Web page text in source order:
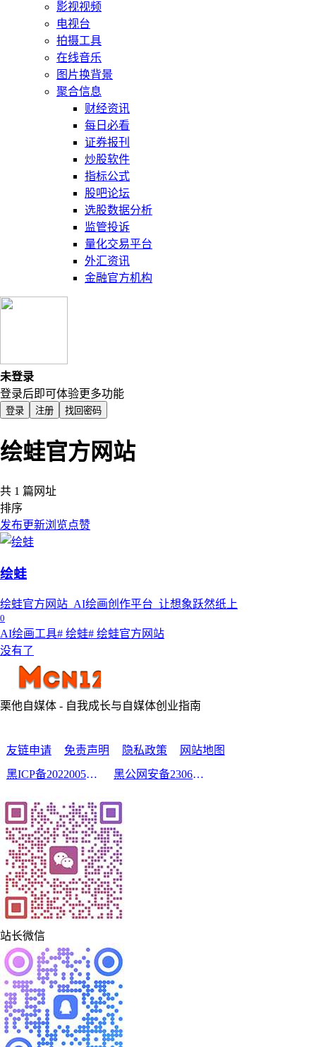
影视视频
电视台
拍摄工具
在线音乐
图片换背景
聚合信息
财经资讯
每日必看
证券报刊
炒股软件
指标公式
股吧论坛
选股数据分析
监管投诉
量化交易平台
外汇资讯
金融官方机构
未登录
登录后即可体验更多功能
登录 注册 找回密码
绘蛙官方网站
共 1 篇网址
排序
发布更新浏览点赞
绘蛙
绘蛙官方网站_AI绘画创作平台_让想象跃然纸上
0
AI绘画工具# 绘蛙# 绘蛙官方网站
没有了
栗他自媒体 - 自我成长与自媒体创业指南
友链申请 免责声明 隐私政策
网站地图
黑ICP备2022005210号-2
黑公网安备23060302000213号
站长微信